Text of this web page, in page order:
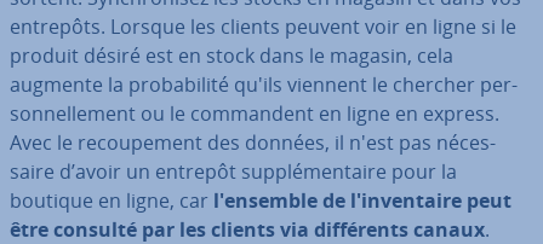
entrepôts. Lorsque les clients peuvent voir en ligne si le
produit désiré est en stock dans le magasin, cela
augmente la pro­ba­bi­lité qu'ils viennent le chercher per­
son­nel­le­ment ou le com­man­dent en ligne en express.
Avec le re­cou­pe­ment des données, il n'est pas né­ces­
saire d’avoir un entrepôt sup­plé­men­taire pour la
boutique en ligne, car l'en­semble de l'in­ven­taire peut
être consulté par les clients via dif­fé­rents canaux.